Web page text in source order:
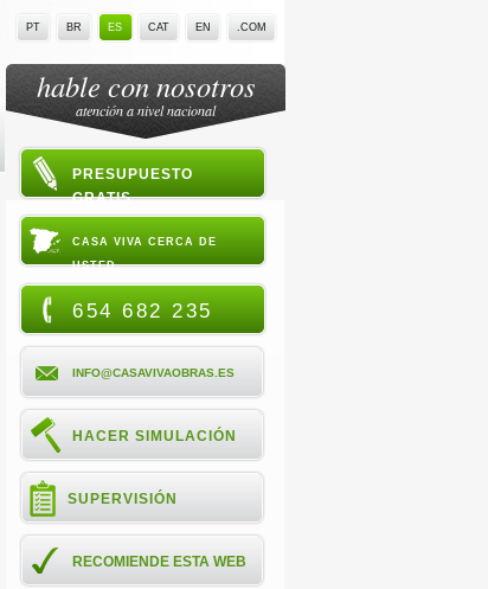
PT BR ES CAT EN .COM
hable con nosotros
atención a nivel nacional
PRESUPUESTO
GRATIS
CASA VIVA CERCA DE
USTED
654 682 235
INFO@CASAVIVAOBRAS.ES
HACER SIMULACIÓN
SUPERVISIÓN
RECOMIENDE ESTA WEB